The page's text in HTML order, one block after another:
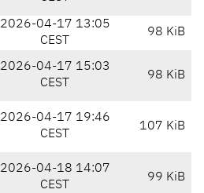
2026-04-17 13:05
CEST
98 KiB
2026-04-17 15:03
CEST
98 KiB
2026-04-17 19:46
CEST
107 KiB
2026-04-18 14:07
CEST
99 KiB